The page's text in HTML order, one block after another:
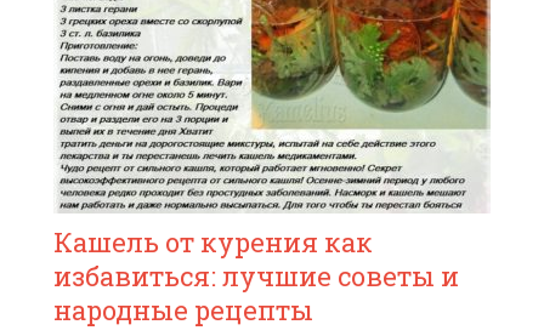
Кашель от курения как
избавиться: лучшие советы и
народные рецепты